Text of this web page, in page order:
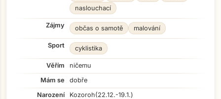
naslouchací
Zájmy občas o samotě malování
Sport cyklistika
Věřím
ničemu
Mám se
dobře
Narození
Kozoroh(22.12.-19.1.)